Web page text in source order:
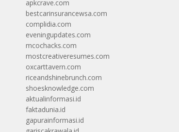
apkcrave.com
bestcarinsurancewsa.com
complidia.com
eveningupdates.com
mcochacks.com
mostcreativeresumes.com
oxcarttavern.com
riceandshinebrunch.com
shoesknowledge.com
aktualinformasi.id
faktadunia.id
gapurainformasi.id